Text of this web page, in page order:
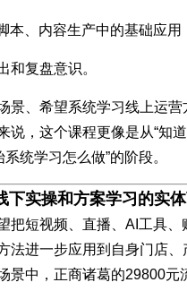
本、内容生产中的基础应用
和复盘意识。
景、希望系统学习线上运营
说，这个课程更像是从“知
统学习怎么做”的阶段。
下实操和方案学习的实
把短视频、直播、AI工具、
法进一步应用到自身门店、
景中，正商诸葛的29800元